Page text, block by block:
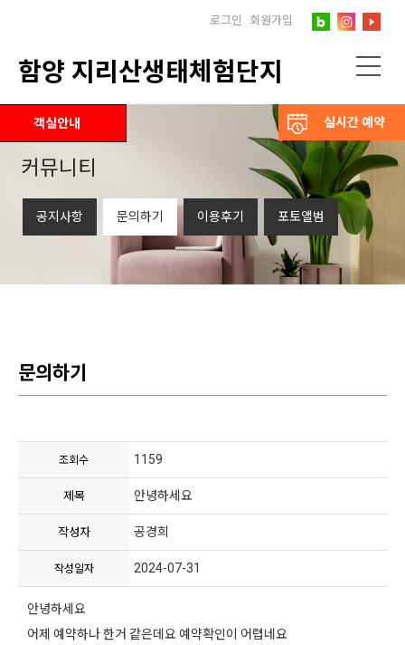
실시간 예약
객실안내
로그인 회원가입
함양 지리산생태체험단지
커뮤니티
공지사항 문의하기 이용후기 포토앨범
문의하기
조회수 1159
제목 안녕하세요
작성자 공경희
작성일자 2024-07-31
안녕하세요
어제 예약하나 한거 같은데요 예약확인이 어렵네요